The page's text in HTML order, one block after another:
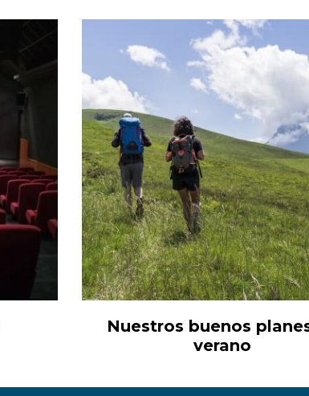
Nuestros buenos
verano